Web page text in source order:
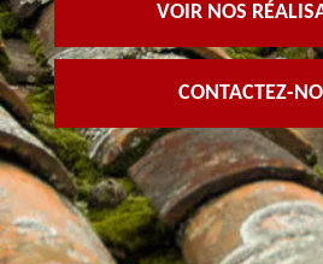
VOIR NOS
CONTACTEZ-